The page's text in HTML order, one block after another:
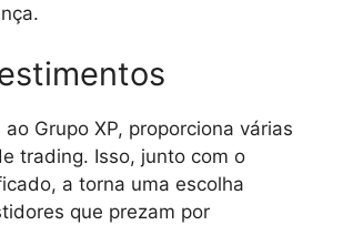
Grupo XP, proporciona várias
trading. Isso, junto com o
a torna uma escolha
que prezam por